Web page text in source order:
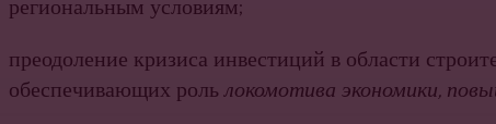
региональным ус­ловиям;
преодоление кризиса инвестиций в области
обеспечи­вающих рольлокомотива экономики,